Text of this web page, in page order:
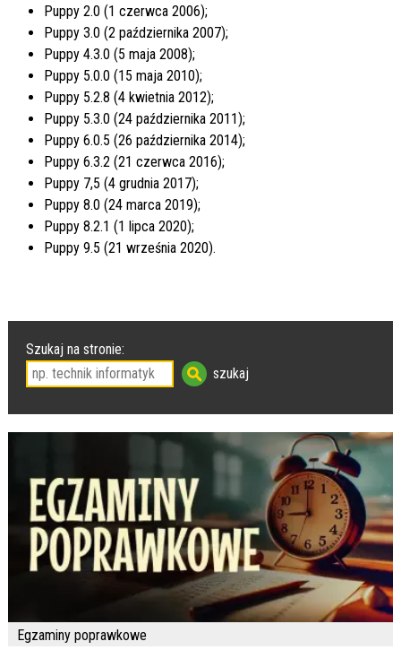
Puppy 2.0 (1 czerwca 2006);
Puppy 3.0 (2 października 2007);
Puppy 4.3.0 (5 maja 2008);
Puppy 5.0.0 (15 maja 2010);
Puppy 5.2.8 (4 kwietnia 2012);
Puppy 5.3.0 (24 października 2011);
Puppy 6.0.5 (26 października 2014);
Puppy 6.3.2 (21 czerwca 2016);
Puppy 7,5 (4 grudnia 2017);
Puppy 8.0 (24 marca 2019);
Puppy 8.2.1 (1 lipca 2020);
Puppy 9.5 (21 września 2020).
Szukaj na stronie:
Egzaminy poprawkowe